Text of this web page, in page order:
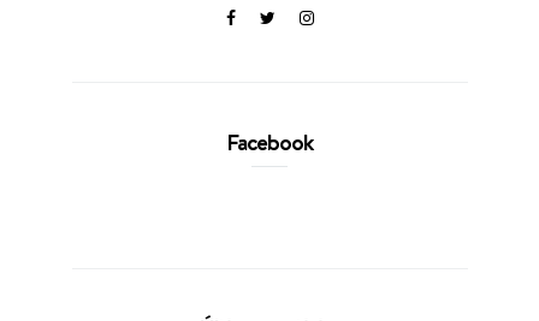
Facebook